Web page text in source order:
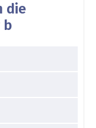
die
b